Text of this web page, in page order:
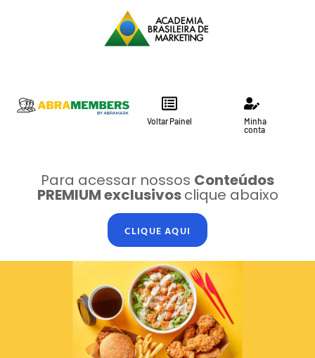
Voltar Painel
Minha
conta
Para acessar nossos Conteúdos
PREMIUM exclusivosclique abaixo
CLIQUE AQUI